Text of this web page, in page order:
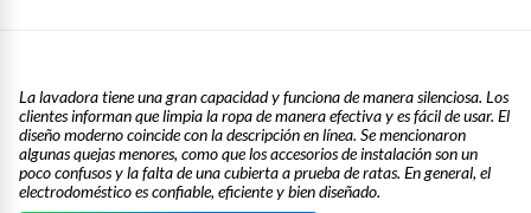
La lavadora tiene una gran capacidad y funciona de manera silenciosa. Los
clientes informan que limpia la ropa de manera efectiva y es fácil de usar. El
diseño moderno coincide con la descripción en línea. Se mencionaron
algunas quejas menores, como que los accesorios de instalación son un
poco confusos y la falta de una cubierta a prueba de ratas. En general, el
electrodoméstico es confiable, eficiente y bien diseñado.